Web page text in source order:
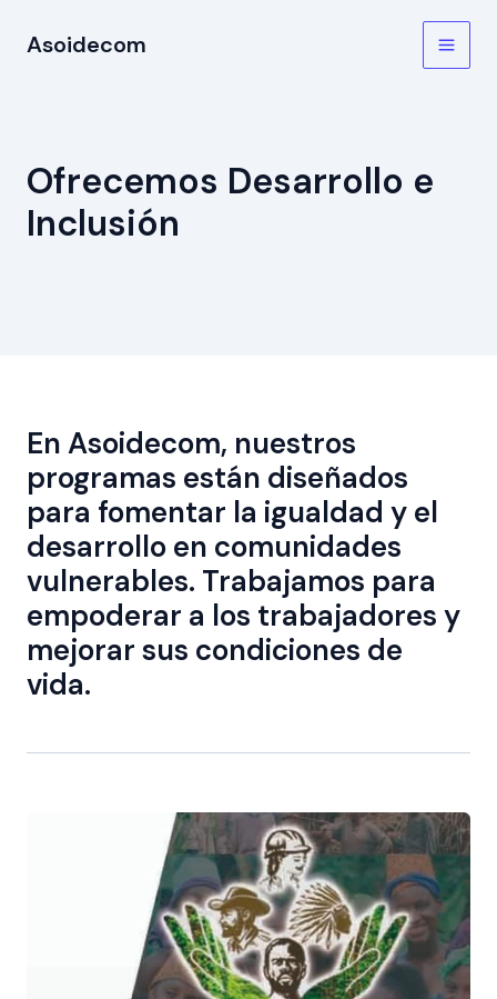
Asoidecom
Main
Ofrecemos Desarrollo e
Inclusión
En Asoidecom, nuestros
programas están diseñados
para fomentar la igualdad y el
desarrollo en comunidades
vulnerables. Trabajamos para
empoderar a los trabajadores y
mejorar sus condiciones de
vida.